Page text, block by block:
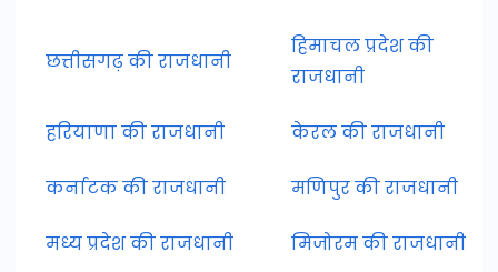
छत्तीसगढ़ की राजधानी
हिमाचल प्रदेश की
राजधानी
हरियाणा की राजधानी केरल की राजधानी
कर्नाटक की राजधानी मणिपुर की राजधानी
मध्य प्रदेश की राजधानी मिजोरम की राजधानी